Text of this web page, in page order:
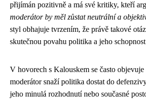
přijímán pozitivně a má své kritiky, kteří
moderátor by měl zůstat neutrální a
styl obhajuje tvrzením, že právě takové
skutečnou povahu politika a jeho
V hovorech s Kalouskem se často
moderátor snaží politika dostat do
jeho minulá rozhodnutí nebo současné